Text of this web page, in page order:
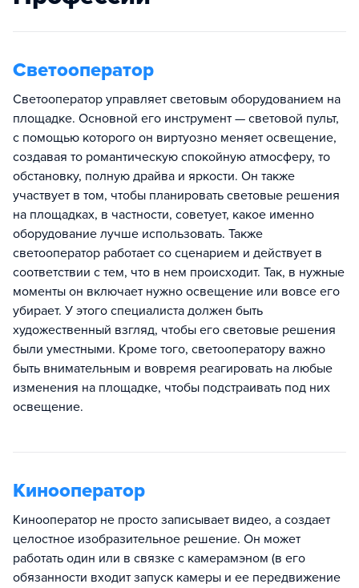
Светооператор
Светооператор управляет световым оборудованием на
площадке. Основной его инструмент — световой пульт,
с помощью которого он виртуозно меняет освещение,
создавая то романтическую спокойную атмосферу, то
обстановку, полную драйва и яркости. Он также
участвует в том, чтобы планировать световые решения
на площадках, в частности, советует, какое именно
оборудование лучше использовать. Также
светооператор работает со сценарием и действует в
соответствии с тем, что в нем происходит. Так, в нужные
моменты он включает нужно освещение или вовсе его
убирает. У этого специалиста должен быть
художественный взгляд, чтобы его световые решения
были уместными. Кроме того, светооператору важно
быть внимательным и вовремя реагировать на любые
изменения на площадке, чтобы подстраивать под них
освещение.
Кинооператор
Кинооператор не просто записывает видео, а создает
целостное изобразительное решение. Он может
работать один или в связке с камерамэном (в его
обязанности входит запуск камеры и ее передвижение